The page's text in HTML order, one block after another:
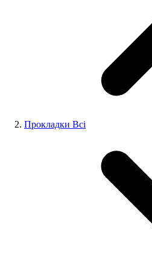
Прокладки Всі